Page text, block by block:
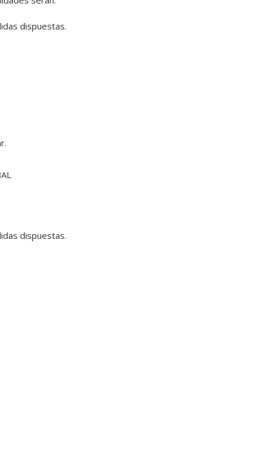
dispuestas.
dispuestas.